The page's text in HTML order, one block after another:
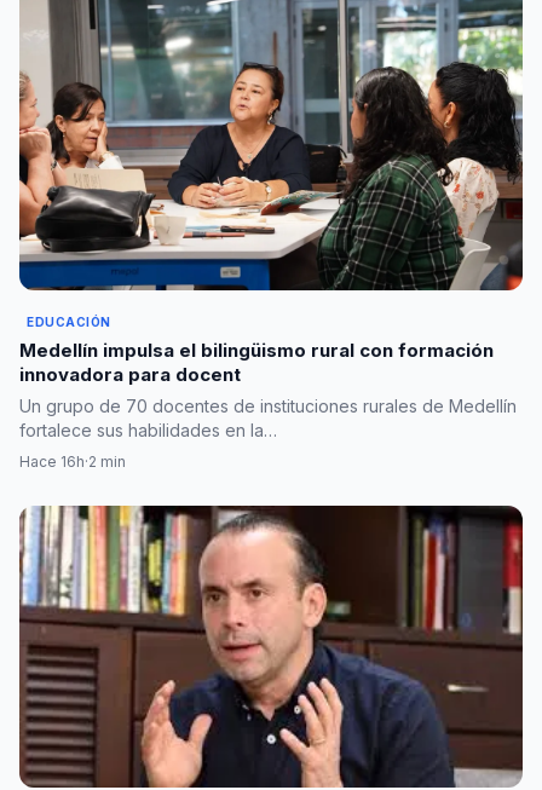
EDUCACIÓN
Medellín impulsa el bilingüismo rural con formación
innovadora para docent
Un grupo de 70 docentes de instituciones rurales de Medellín
fortalece sus habilidades en la…
Hace 16h·2 min